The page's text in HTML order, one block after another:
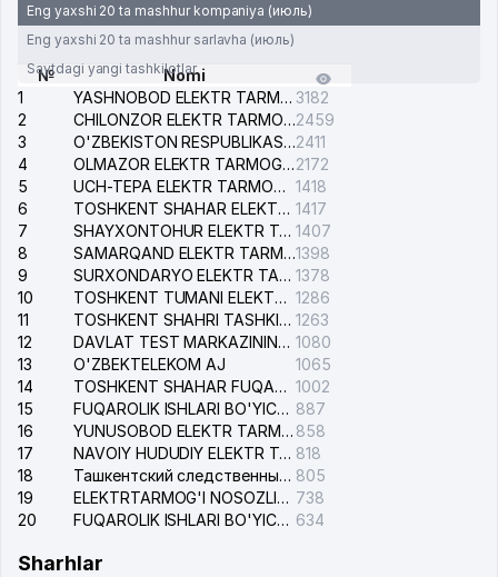
Eng yaxshi 20 ta mashhur kompaniya (июль)
Eng yaxshi 20 ta mashhur sarlavha (июль)
Saytdagi yangi tashkilotlar
№
Nomi
1
YASHNOBOD ELEKTR TARMOG'I NOSOZLIKLARI XIZMATI 3182
2
CHILONZOR ELEKTR TARMOG'I NOSOZLIK XIZMATI2459
3
O'ZBEKISTON RESPUBLIKASI BOSH PROKURATURASI ISHONCH TELEFONI2411
4
OLMAZOR ELEKTR TARMOG'I NOSOZLIKLARI XIZMATI2172
5
UCH-TEPA ELEKTR TARMOG'I NOSOZLIKLARI XIZMATI 1418
6
TOSHKENT SHAHAR ELEKTR TARMOQLARI KORXONASI AJ 1417
7
SHAYXONTOHUR ELEKTR TARMOG'I NOSOZLIKLARINI TUZATISH XIZMATI 1407
8
SAMARQAND ELEKTR TARMOQLARI AJ1398
9
SURXONDARYO ELEKTR TARMOQLARI AJ 1378
10
TOSHKENT TUMANI ELEKTR TARMOG'I AVARIYA XIZMATI 1286
11
TOSHKENT SHAHRI TASHKILOT TELEFONLARI HAQIDA MA'LUMOT BYUROSI 1263
12
DAVLAT TEST MARKAZINING ISHONCH TELEFONLARI 1080
13
O'ZBEKTELEKOM AJ
1065
14
TOSHKENT SHAHAR FUQAROLIK ISHLARI BO'YICHA SUDI 1002
15
FUQAROLIK ISHLARI BO'YICHA YAKKASAROY TUMANLARARO SUDI 887
16
YUNUSOBOD ELEKTR TARMOG'I NOSOZLIKLARI XIZMATI 858
17
NAVOIY HUDUDIY ELEKTR TARMOQLARI KORXONASI AJ 818
18
Ташкентский следственный изолятор 805
19
ELEKTRTARMOG'I NOSOZLIKLARINI TO'ZATISH SERGELI XIZMATI 738
20
FUQAROLIK ISHLARI BO'YICHA UCH-TEPA TUMANI SUDI 634
Sharhlar